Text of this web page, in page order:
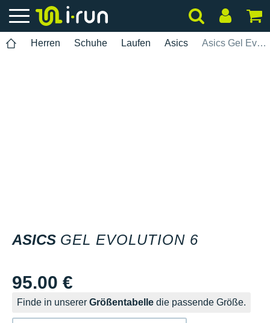
Herren Schuhe Laufen Asics Asics Gel Evolution 6
ASICS GEL EVOLUTION 6
95.00 €
Finde in unserer Größentabelle die passende Größe.